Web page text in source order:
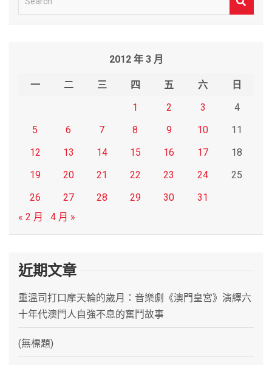
e
2012 年 3 月
一 二 三 四 五 六
日
1
2 3
4
5
6 7 8 9 10
11
12
13 14 15 16 17
18
19
20 21 22 23 24
25
26
27 28 29 30
31
« 2 月
4 月 »
近期文章
重溫司打口摩天輪的歲月：音樂劇《澳門皇宮》演繹六
十年代澳門人自強不息的奮鬥故事
(無標題)